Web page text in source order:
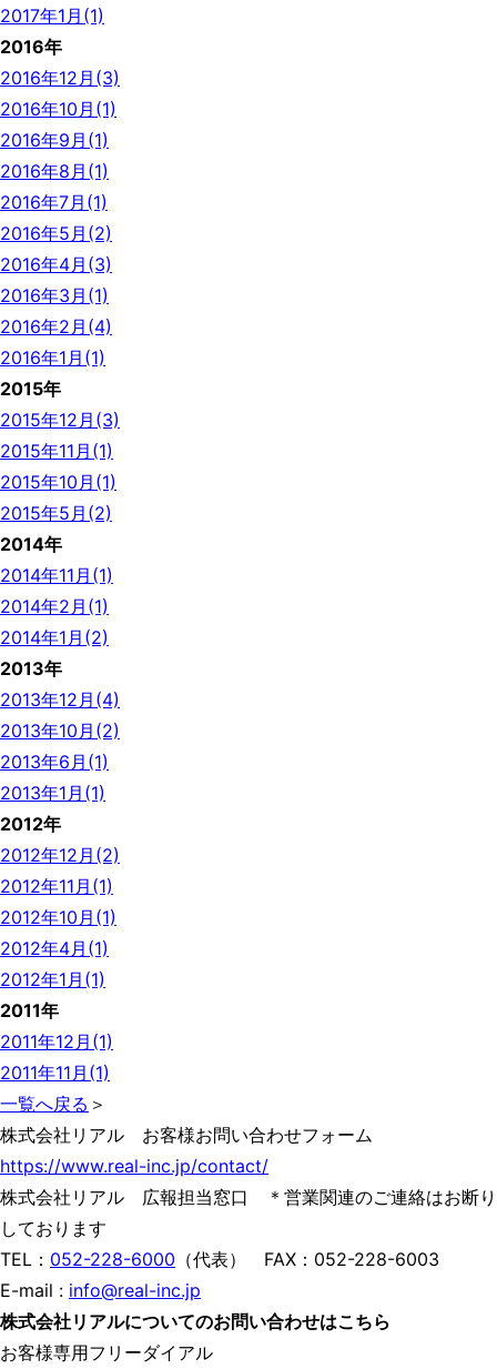
2017年1月(1)
2016年
2016年12月(3)
2016年10月(1)
2016年9月(1)
2016年8月(1)
2016年7月(1)
2016年5月(2)
2016年4月(3)
2016年3月(1)
2016年2月(4)
2016年1月(1)
2015年
2015年12月(3)
2015年11月(1)
2015年10月(1)
2015年5月(2)
2014年
2014年11月(1)
2014年2月(1)
2014年1月(2)
2013年
2013年12月(4)
2013年10月(2)
2013年6月(1)
2013年1月(1)
2012年
2012年12月(2)
2012年11月(1)
2012年10月(1)
2012年4月(1)
2012年1月(1)
2011年
2011年12月(1)
2011年11月(1)
一覧へ戻る ＞
株式会社リアル お客様お問い合わせフォーム
https://www.real-inc.jp/contact/
株式会社リアル 広報担当窓口 ＊営業関連のご連絡はお断り
しております
TEL： 052-228-6000 （代表） FAX：052-228-6003
E-mail : info@real-inc.jp
株式会社リアルについてのお問い合わせはこちら
お客様専用フリーダイアル